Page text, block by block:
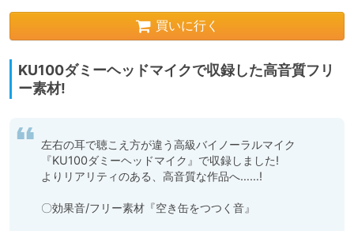
買いに行く
KU100ダミーヘッドマイクで収録した高音質フリ
ー素材!
左右の耳で聴こえ方が違う高級バイノーラルマイク
『KU100ダミーヘッドマイク』で収録しました!
よりリアリティのある、高音質な作品へ……!
〇効果音/フリー素材『空き缶をつつく音』